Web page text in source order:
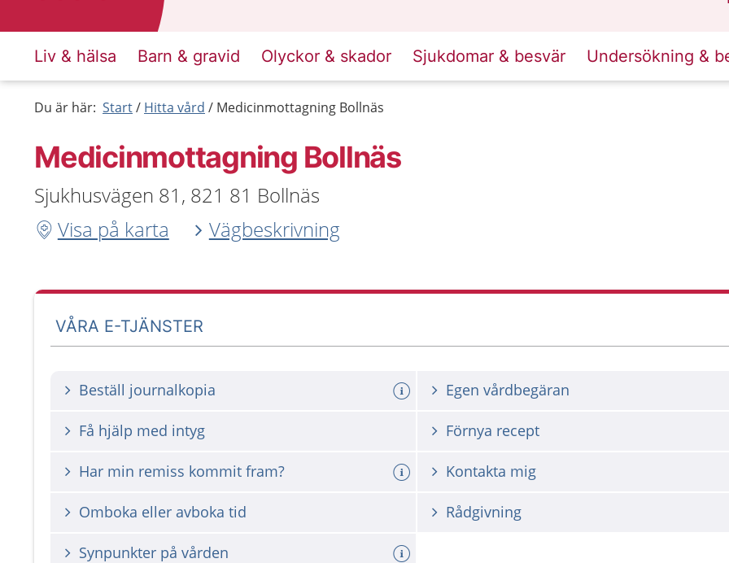
Liv & hälsa Barn & gravid Olyckor & skador Sjukdomar & besvär Undersökning &
Du är här: Start Hitta vård Medicinmottagning Bollnäs
Medicinmottagning Bollnäs
Sjukhusvägen 81, 821 81 Bollnäs
Visa på karta
Vägbeskrivning
VÅRA E-TJÄNSTER
Beställ journalkopia Egen vårdbegäran
Få hjälp med intyg Förnya recept
Har min remiss kommit fram? Kontakta mig
Omboka eller avboka tid Rådgivning
Synpunkter på vården